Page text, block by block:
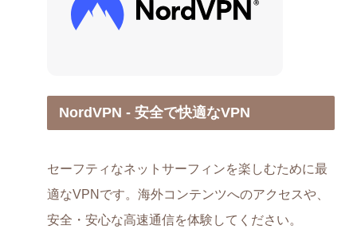
NordVPN - 安全で快適なVPN
セーフティなネットサーフィンを楽しむために最
適なVPNです。海外コンテンツへのアクセスや、
安全・安心な高速通信を体験してください。